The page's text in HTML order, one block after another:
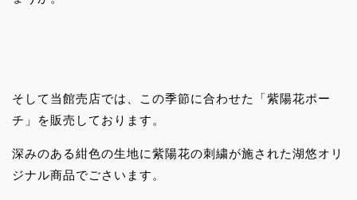
そして当館売店では、この季節に合わせた「紫陽花ポー
チ」を販売しております。
深みのある紺色の生地に紫陽花の刺繍が施された湖悠オリ
ジナル商品でごさいます。